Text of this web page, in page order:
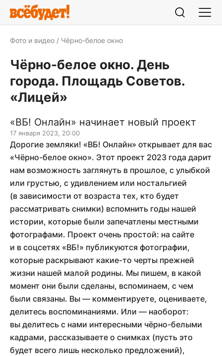
Фото и видео Чёрно-белое окно
Чёрно-белое окно. День
города. Площадь Советов.
«Лицей»
«ВБ! Онлайн» начинает новый проект
17 января 2023, 20:00
Дорогие земляки! «ВБ! Онлайн» открывает для вас
«Чёрно-белое окно». Этот проект 2023 года дарит
нам возможность заглянуть в прошлое, с улыбкой
или грустью, с удивлением или ностальгией
(в зависимости от возраста тех, кто будет
рассматривать снимки) вспомнить годы нашей
истории, которые были запечатлены местными
фотографами. Проект очень простой: на сайте
и в соцсетях «ВБ!» публикуются фотографии,
которые раскрывают какие-то черты прежней
жизни нашей малой родины. Мы пишем, в какой
момент они были сделаны, вспоминаем, с чем
были связаны. Вы — комментируете, оцениваете,
делитесь воспоминаниями. Или — наоборот:
вы делитесь с нами интересными чёрно-белыми
кадрами, рассказываете о снимках (пусть это
будет всего лишь несколько предложений),